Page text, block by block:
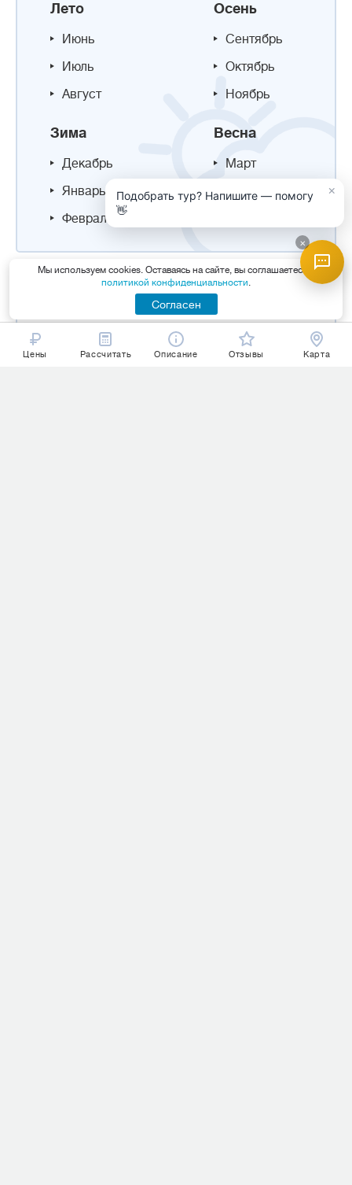
Цены Рассчитать Описание Отзывы Карта
Лето
Июнь
Июль
Август
Осень
Сентябрь
Октябрь
Ноябрь
Зима
Декабрь
Январь
Февраль
Весна
Март
Апрель
НОВОСТИ ТУРИЗМА
Мы используем cookies. Оставаясь на сайте, вы соглашаетесь с
политикой конфиденциальности.
Согласен
×
Подобрать тур? Напишите — помогу
👋
×